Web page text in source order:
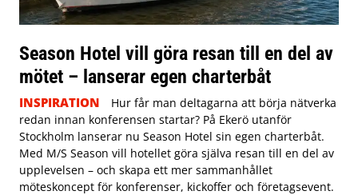
Season Hotel vill göra resan till en del av
mötet – lanserar egen charterbåt
INSPIRATION
Hur får man deltagarna att börja nätverka
redan innan konferensen startar? På Ekerö utanför
Stockholm lanserar nu Season Hotel sin egen charterbåt.
Med M/S Season vill hotellet göra själva resan till en del av
upplevelsen – och skapa ett mer sammanhållet
möteskoncept för konferenser, kickoffer och företagsevent.